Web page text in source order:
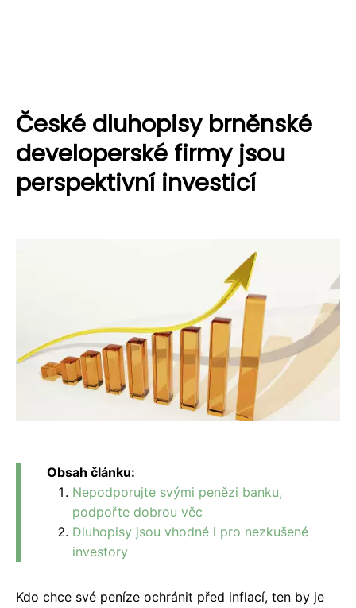
České dluhopisy brněnské
developerské firmy jsou
perspektivní investicí
Obsah článku:
Nepodporujte svými penězi banku,
podpořte dobrou věc
Dluhopisy jsou vhodné i pro nezkušené
investory
Kdo chce své peníze ochránit před inflací, ten by je